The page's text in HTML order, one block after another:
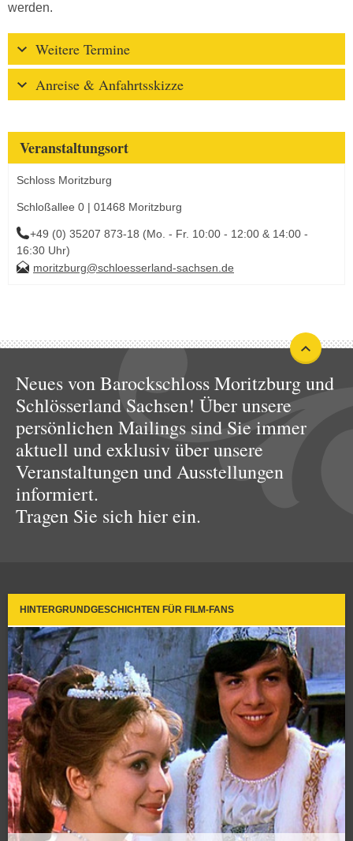
werden.
Weitere Termine
Anreise & Anfahrtsskizze
Veranstaltungsort
Schloss Moritzburg
Schloßallee 0 | 01468 Moritzburg
+49 (0) 35207 873-18 (Mo. - Fr. 10:00 - 12:00 & 14:00 -
16:30 Uhr)
moritzburg@schloesserland-sachsen.de
Neues von Barockschloss Moritzburg und
Schlösserland Sachsen! Über unsere
persönlichen Mailings sind Sie immer
aktuell und exklusiv über unsere
Veranstaltungen und Ausstellungen
informiert.
Tragen Sie sich hier ein.
HINTERGRUNDGESCHICHTEN FÜR FILM-FANS